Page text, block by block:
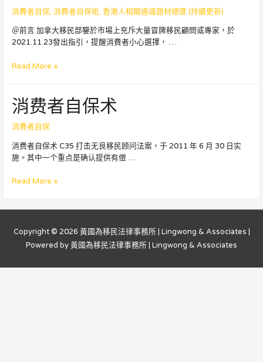
消費者自保, 消費者自保術, 香港人相關通識題材總匯 (持續更新)
＠前言 加拿大移民部鑒於市場上充斥大量冒牌移民顧問或專家，於
2021.11.23發出指引，提醒消費者小心選擇， …
加
移
民
部
引
–
何
費
Read More »
消费者自保术
消費者自保
消费者自保术 C35 打击无良移民顾问法案，于 2011 年 6 月 30 日实
施。其中一个重点是确认提供有偿 …
消
保
Read More »
Copyright © 2026 黃國為移民法律事務所 | Lingwong & Associates |
Powered by黃國為移民法律事務所 | Lingwong & Associates